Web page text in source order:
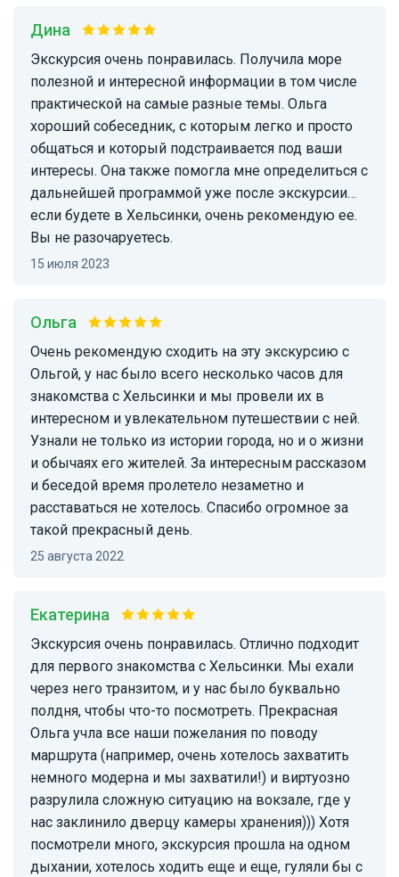
Дина
Экскурсия очень понравилась. Получила море
полезной и интересной информации в том числе
практической на самые разные темы. Ольга
хороший собеседник, с которым легко и просто
общаться и который подстраивается под ваши
интересы. Она также помогла мне определиться с
дальнейшей программой уже после экскурсии…
если будете в Хельсинки, очень рекомендую ее.
Вы не разочаруетесь.
15 июля 2023
Ольга
Очень рекомендую сходить на эту экскурсию с
Ольгой, у нас было всего несколько часов для
знакомства с Хельсинки и мы провели их в
интересном и увлекательном путешествии с ней.
Узнали не только из истории города, но и о жизни
и обычаях его жителей. За интересным рассказом
и беседой время пролетело незаметно и
расставаться не хотелось. Спасибо огромное за
такой прекрасный день.
25 августа 2022
Екатерина
Экскурсия очень понравилась. Отлично подходит
для первого знакомства с Хельсинки. Мы ехали
через него транзитом, и у нас было буквально
полдня, чтобы что-то посмотреть. Прекрасная
Ольга учла все наши пожелания по поводу
маршрута (например, очень хотелось захватить
немного модерна и мы захватили!) и виртуозно
разрулила сложную ситуацию на вокзале, где у
нас заклинило дверцу камеры хранения))) Хотя
посмотрели много, экскурсия прошла на одном
дыхании, хотелось ходить еще и еще, гуляли бы с